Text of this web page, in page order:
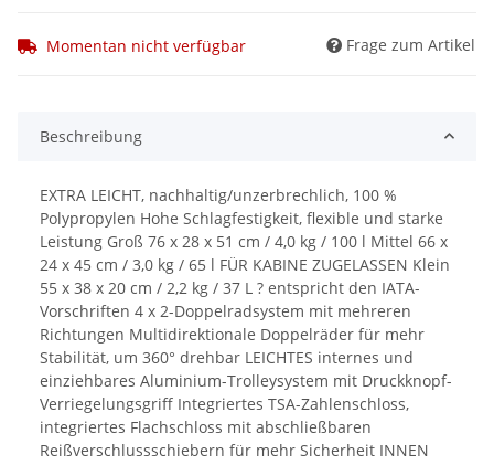
Momentan nicht verfügbar Frage zum Artikel
Beschreibung
EXTRA LEICHT, nachhaltig/unzerbrechlich, 100 %
Polypropylen Hohe Schlagfestigkeit, flexible und starke
Leistung Groß 76 x 28 x 51 cm / 4,0 kg / 100 l Mittel 66 x
24 x 45 cm / 3,0 kg / 65 l FÜR KABINE ZUGELASSEN Klein
55 x 38 x 20 cm / 2,2 kg / 37 L ? entspricht den IATA-
Vorschriften 4 x 2-Doppelradsystem mit mehreren
Richtungen Multidirektionale Doppelräder für mehr
Stabilität, um 360° drehbar LEICHTES internes und
einziehbares Aluminium-Trolleysystem mit Druckknopf-
Verriegelungsgriff Integriertes TSA-Zahlenschloss,
integriertes Flachschloss mit abschließbaren
Reißverschlussschiebern für mehr Sicherheit INNEN